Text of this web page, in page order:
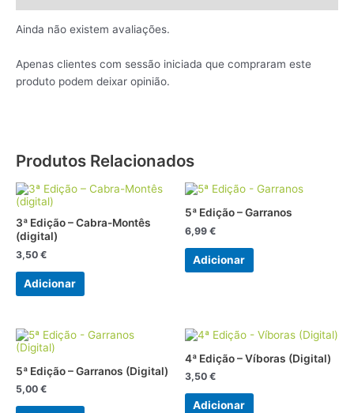
Ainda não existem avaliações.
Apenas clientes com sessão iniciada que compraram este
produto podem deixar opinião.
Produtos Relacionados
3ª Edição – Cabra-Montês
(digital)
3,50 €
Adicionar
5ª Edição – Garranos
6,99 €
Adicionar
5ª Edição – Garranos (Digital)
5,00 €
4ª Edição – Víboras (Digital)
3,50 €
Adicionar